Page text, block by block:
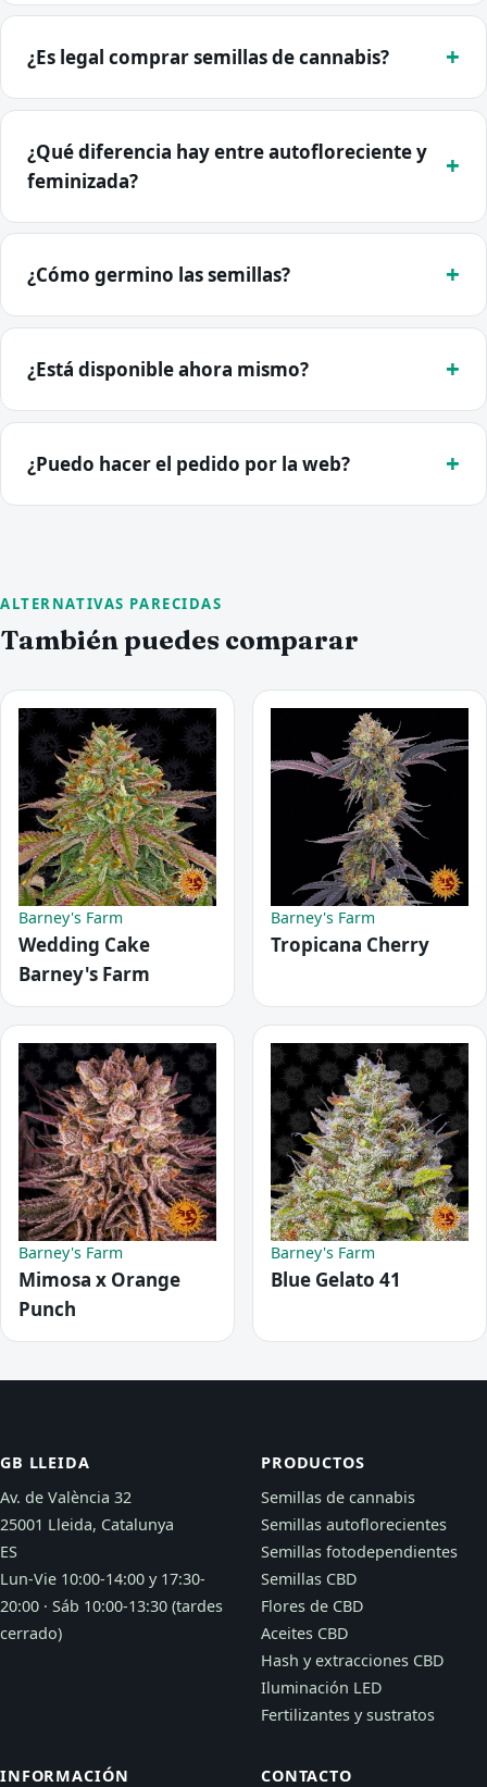
¿Es legal comprar semillas de cannabis?
¿Qué diferencia hay entre autofloreciente y
feminizada?
¿Cómo germino las semillas?
¿Está disponible ahora mismo?
¿Puedo hacer el pedido por la web?
ALTERNATIVAS PARECIDAS
También puedes comparar
Barney's Farm
Wedding Cake
Barney's Farm
Barney's Farm
Tropicana Cherry
Barney's Farm
Mimosa x Orange
Punch
Barney's Farm
Blue Gelato 41
GB LLEIDA
Av. de València 32
25001 Lleida, Catalunya
ES
Lun-Vie 10:00-14:00 y 17:30-
20:00 · Sáb 10:00-13:30 (tardes
cerrado)
PRODUCTOS
Semillas de cannabis
Semillas autoflorecientes
Semillas fotodependientes
Semillas CBD
Flores de CBD
Aceites CBD
Hash y extracciones CBD
Iluminación LED
Fertilizantes y sustratos
INFORMACIÓN CONTACTO